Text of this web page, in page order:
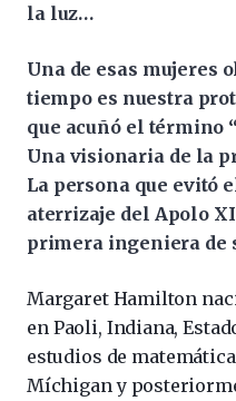
la luz…
Una de esas mujeres
tiempo es nuestra
que acuñó el término
Una visionaria de la
La persona que evitó
aterrizaje del Apolo
primera ingeniera de
Margaret Hamilton
en Paoli, Indiana,
estudios de
Míchigan y